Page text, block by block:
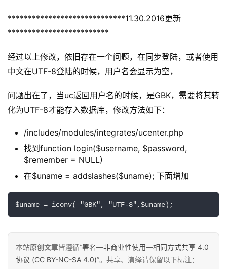
创
专
行
动
态
碎
碎
具
关
登录 注册
*****************************11.30.2016更新
*************************
经过以上修改，依旧存在一个问题，在同步登陆，或者使用
中文在UTF-8登陆的时候，用户名会显示为空，
问题出在了，当uc返回用户名的时候，是GBK，需要将其转
化为UTF-8才能存入数据库，修改方法如下：
/includes/modules/integrates/ucenter.php
找到function login($username, $password,
$remember = NULL)
在$uname = addslashes($uname); 下面增加
$uname = iconv( "GBK", "UTF-8",$uname);
本站原创文章皆遵循“署名—非商业性使用—相同方式共享 4.0
协议 (CC BY-NC-SA 4.0)”。共享、演绎请保留以下标注：